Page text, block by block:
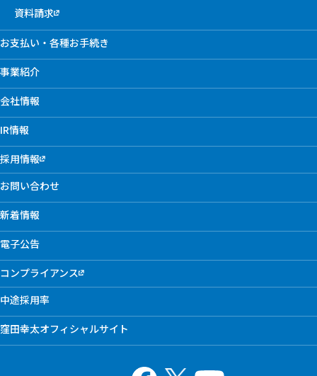
資料請求
お支払い・各種お手続き
事業紹介
会社情報
IR情報
採用情報
お問い合わせ
新着情報
電子公告
コンプライアンス
中途採用率
窪田幸太オフィシャルサイト